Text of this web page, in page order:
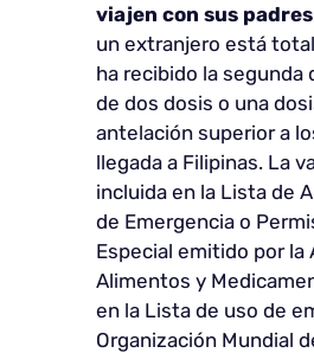
viajen con sus padres
un extranjero está
ha recibido la segunda
de dos dosis o una
antelación superior a
llegada a Filipinas. La
incluida en la Lista de
de Emergencia o
Especial emitido por la
Alimentos y
en la Lista de uso de
Organización Mundial